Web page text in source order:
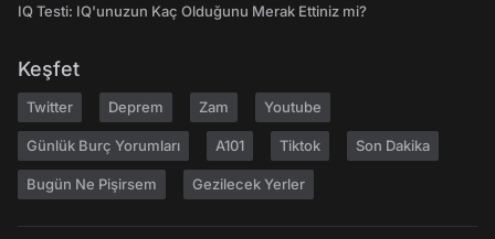
IQ Testi: IQ'unuzun Kaç Olduğunu Merak Ettiniz mi?
Keşfet
Twitter Deprem Zam Youtube
Günlük Burç Yorumları A101 Tiktok Son Dakika
Bugün Ne Pişirsem Gezilecek Yerler